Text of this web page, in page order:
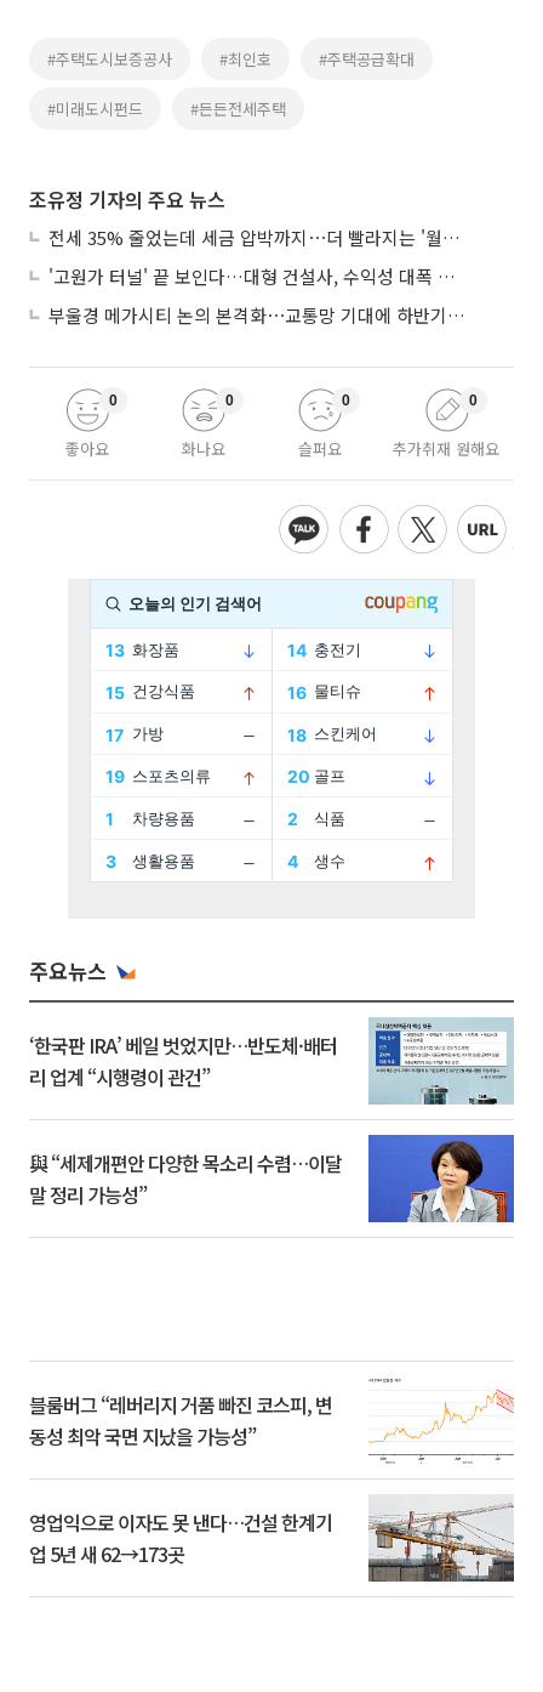
#주택도시보증공사 #최인호 #주택공급확대
#미래도시펀드 #든든전세주택
조유정 기자의 주요 뉴스
전세 35% 줄었는데 세금 압박까지⋯더 빨라지는 '월세화'
'고원가 터널' 끝 보인다…대형 건설사, 수익성 대폭 개선
부울경 메가시티 논의 본격화⋯교통망 기대에 하반기 분양시장 '주목'
좋아요
0
화나요
0
슬퍼요
0
추가취재 원해요
0
주요뉴스
‘한국판 IRA’ 베일 벗었지만…반도체·배터
리 업계 “시행령이 관건”
與 “세제개편안 다양한 목소리 수렴…이달
말 정리 가능성”
블룸버그 “레버리지 거품 빠진 코스피, 변
동성 최악 국면 지났을 가능성”
영업익으로 이자도 못 낸다…건설 한계기
업 5년 새 62→173곳